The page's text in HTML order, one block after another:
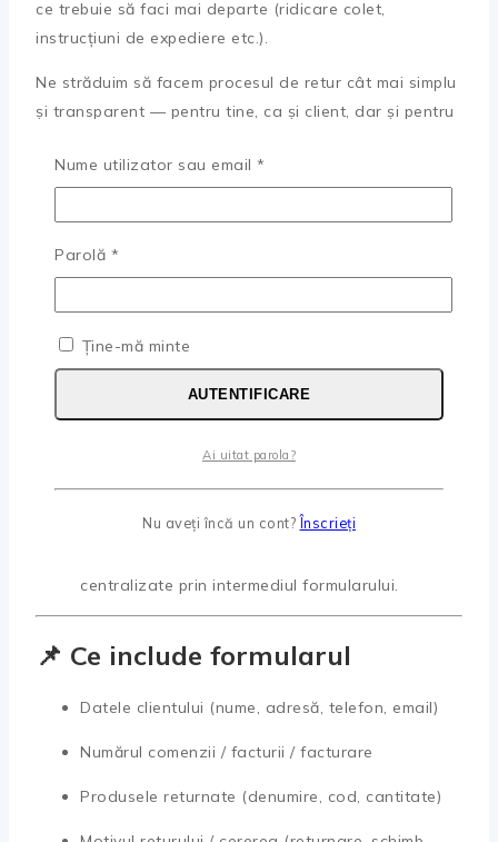
ce trebuie să faci mai departe (ridicare colet,
instrucțiuni de expediere etc.).
Ne străduim să facem procesul de retur cât mai simplu
și transparent — pentru tine, ca și client, dar și pentru
Proces de retur
Posibilitate de returnare sau schimb — opțiunea
de adaptare la nevoile tale.
legislației — retur în termen rezonabil.
centralizate prin intermediul formularului.
📌 Ce include formularul
Datele clientului (nume, adresă, telefon, email)
Numărul comenzii / facturii / facturare
Produsele returnate (denumire, cod, cantitate)
Nume utilizator sau email *
Parolă *
Ține-mă minte
AUTENTIFICARE
Ai uitat parola?
Nu aveți încă un cont?Înscrieți